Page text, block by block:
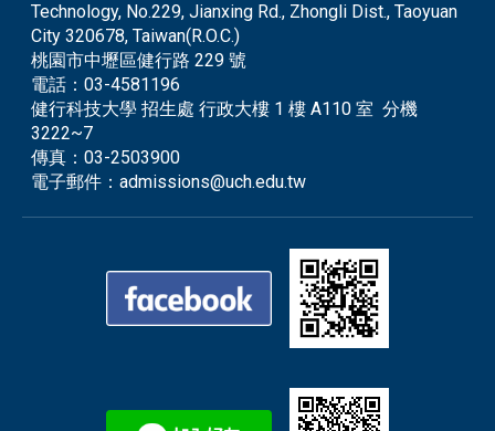
Technology, No.229, Jianxing Rd., Zhongli Dist., Taoyuan
City 320678, Taiwan(R.O.C.)
桃園市中壢區健行路 229 號
電話：03-4581196
健行科技大學 招生處 行政大樓 1 樓 A110 室 分機
3222~7
傳真：03-2503900
電子郵件：admissions@uch.edu.tw